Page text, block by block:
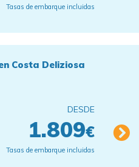
Tasas de embarque incluidas
Costa Deliziosa
DESDE
1.809€
Tasas de embarque incluidas